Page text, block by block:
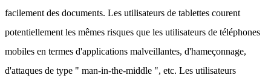
facilement des documents. Les utilisateurs de tablettes courent
potentiellement les mêmes risques que les utilisateurs de téléphones
mobiles en termes d'applications malveillantes, d'hameçonnage,
d'attaques de type " man-in-the-middle ", etc. Les utilisateurs